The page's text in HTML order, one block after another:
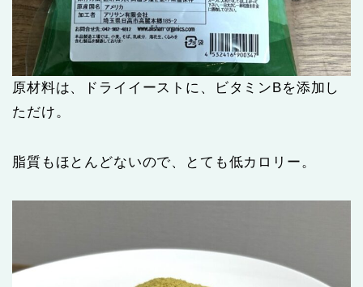
原材料は、ドライイーストに、ビタミンBを添加し
ただけ。
脂質もほとんどないので、とても低カロリー。